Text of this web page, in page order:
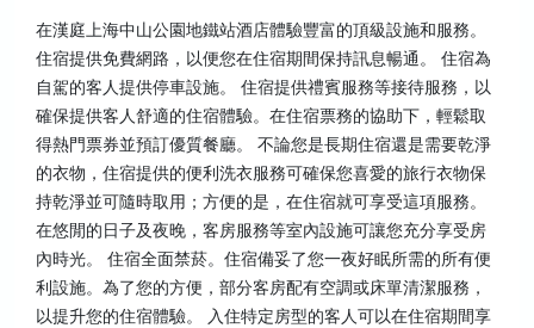
在漢庭上海中山公園地鐵站酒店體驗豐富的頂級設施和服務。
住宿提供免費網路，以便您在住宿期間保持訊息暢通。 住宿為
自駕的客人提供停車設施。 住宿提供禮賓服務等接待服務，以
確保提供客人舒適的住宿體驗。在住宿票務的協助下，輕鬆取
得熱門票券並預訂優質餐廳。 不論您是長期住宿還是需要乾淨
的衣物，住宿提供的便利洗衣服務可確保您喜愛的旅行衣物保
持乾淨並可隨時取用；方便的是，在住宿就可享受這項服務。
在悠閒的日子及夜晚，客房服務等室內設施可讓您充分享受房
內時光。 住宿全面禁菸。住宿備妥了您一夜好眠所需的所有便
利設施。為了您的方便，部分客房配有空調或床單清潔服務，
以提升您的住宿體驗。 入住特定房型的客人可以在住宿期間享